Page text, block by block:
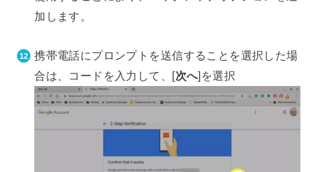
加します。
携帯電話にプロンプ​​トを送信することを選択した場
合は、コードを入力して、[次へ]を選択